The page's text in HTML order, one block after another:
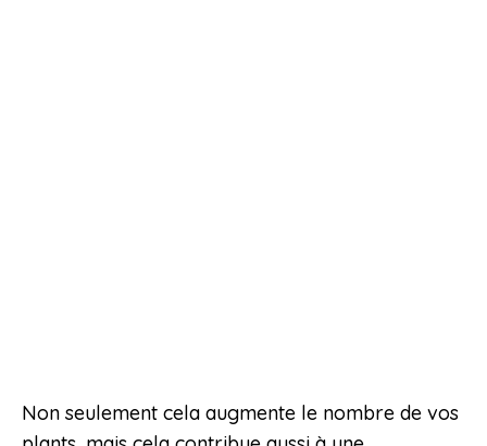
Non seulement cela augmente le nombre de vos